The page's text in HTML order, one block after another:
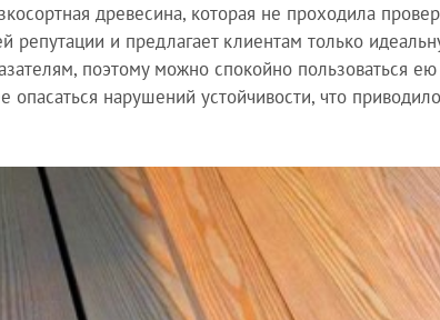
древесина, которая не проходила
репутации и предлагает клиентам только
поэтому можно спокойно пользоваться
опасаться нарушений устойчивости, что